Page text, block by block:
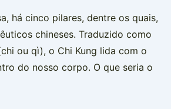
há cinco pilares, dentre os quais,
chineses. Traduzido como
ou qì), o Chi Kung lida com o
do nosso corpo. O que seria o